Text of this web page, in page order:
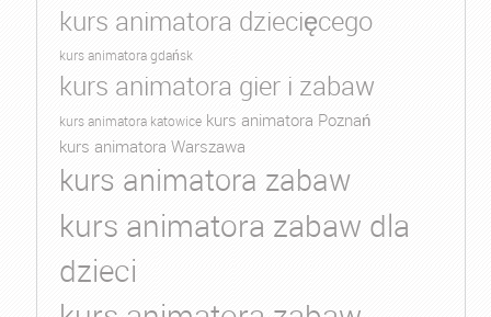
kurs animatora dziecięcego
kurs animatora gdańsk
kurs animatora gier i zabaw
kurs animatora katowice kurs animatora Poznań
kurs animatora Warszawa
kurs animatora zabaw
kurs animatora zabaw dla
dzieci